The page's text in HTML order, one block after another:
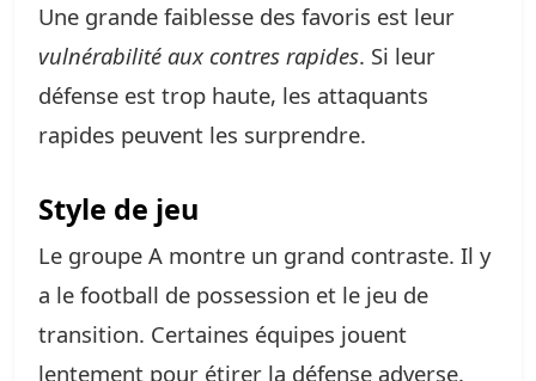
Une grande faiblesse des favoris est leur
vulnérabilité aux contres rapides. Si leur
défense est trop haute, les attaquants
rapides peuvent les surprendre.
Style de jeu
Le groupe A montre un grand contraste. Il y
a le football de possession et le jeu de
transition. Certaines équipes jouent
lentement pour étirer la défense adverse.